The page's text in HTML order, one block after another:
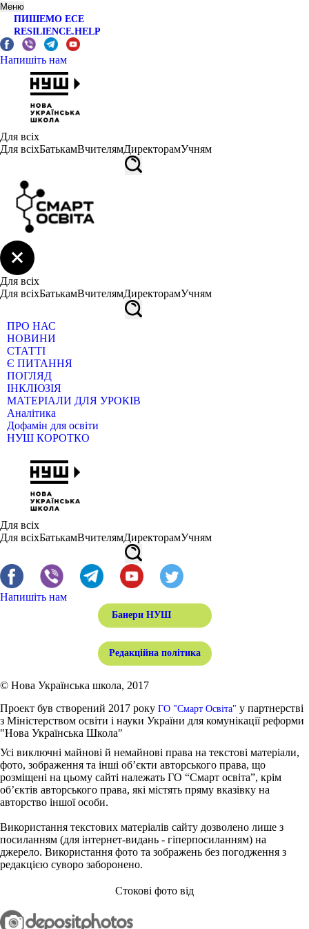
Меню
ПИШЕМО ЕСЕ
RESILIENCE.HELP
Напишіть нам
Для всіх
Для всіхБатькамВчителямДиректорамУчням
Для всіх
Для всіхБатькамВчителямДиректорамУчням
ПРО НАС
НОВИНИ
СТАТТІ
Є ПИТАННЯ
ПОГЛЯД
ІНКЛЮЗІЯ
МАТЕРІАЛИ ДЛЯ УРОКІВ
Аналітика
Дофамін для освіти
НУШ КОРОТКО
Для всіх
Для всіхБатькамВчителямДиректорамУчням
Напишіть нам
Банери НУШ
Редакційна політика
© Нова Українська школа, 2017
Проект був створений 2017 року ГО "Смарт Освіта" у партнерстві
з Міністерством освіти і науки України для комунікації реформи
"Нова Українська Школа"
Усі виключні майнові й немайнові права на текстові матеріали,
фото, зображення та інші об’єкти авторського права, що
розміщені на цьому сайті належать ГО “Смарт освіта”, крім
об’єктів авторського права, які містять пряму вказівку на
авторство іншої особи.
Використання текстових матеріалів сайту дозволено лише з
посиланням (для інтернет-видань - гіперпосиланням) на
джерело. Використання фото та зображень без погодження з
редакцією суворо заборонено.
Стокові фото від